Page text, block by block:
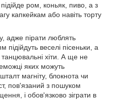
ром, коньяк, пиво, а з
капкейкам або навіть торту
адже пірати люблять
підійдуть веселі пісеньки, а
хіти. А ще не
яких можуть
магніту, блокнота чи
пов'язаний з пошуком
і обов'язково зіграти в